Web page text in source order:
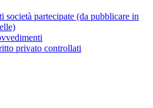
società partecipate (da pubblicare in
privato controllati